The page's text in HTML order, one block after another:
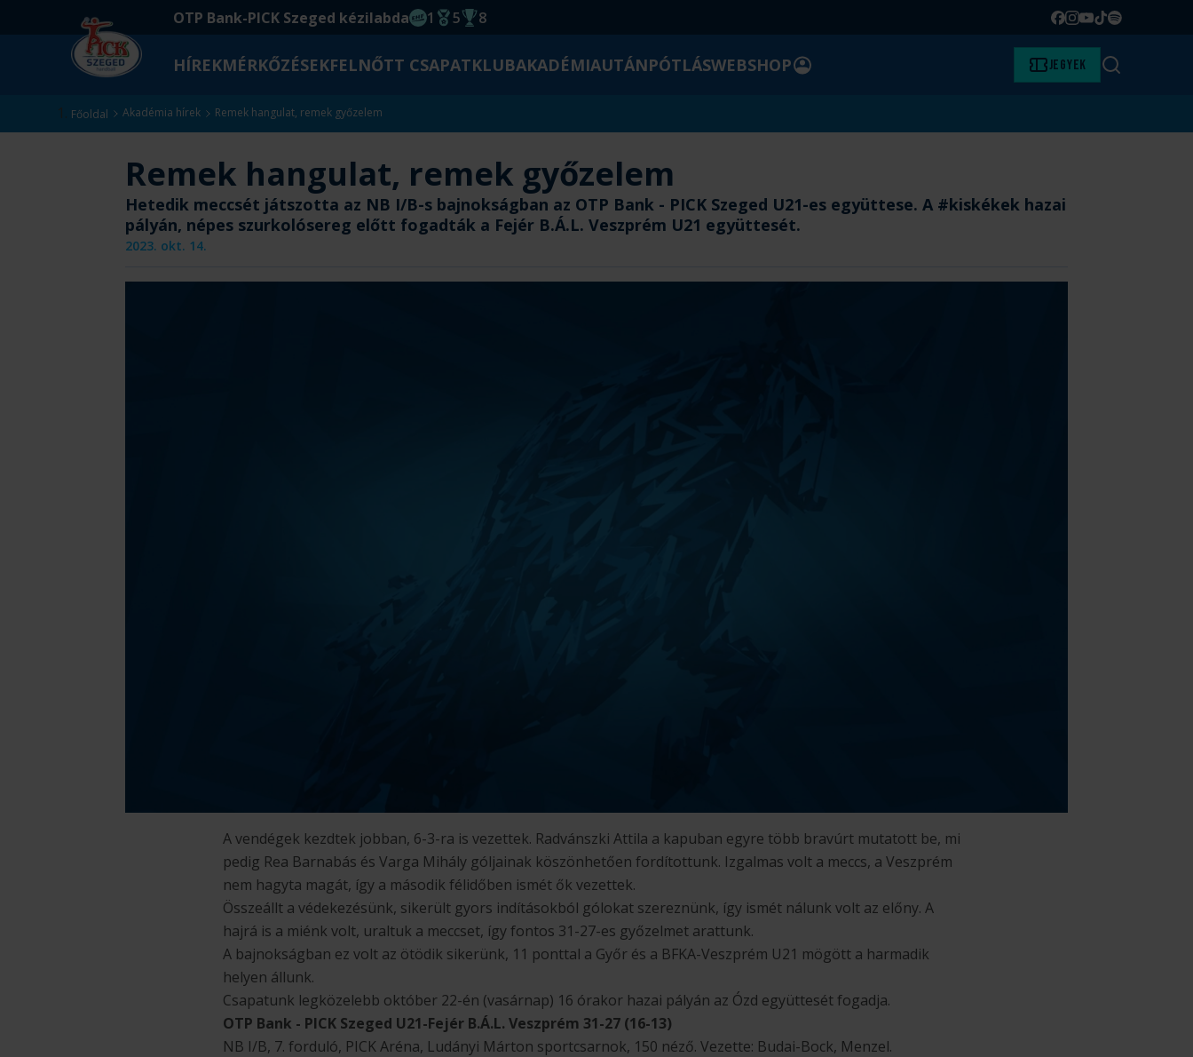
OTP Bank-PICK Szeged kézilabda
EHF kupagyőzelem 2014
1
Magyar Bajnoki cím
5
Magyar-Kupa győzelem
8 Facebook
Instagram
YouTube
TikTok
Spotify
HÍREKMÉRKŐZÉSEKFELNŐTT CSAPATKLUBAKADÉMIAUTÁNPÓTLÁSWEBSHOPBELÉPÉS Jegyek Keresés
Főoldal Akadémia hírek Remek hangulat, remek győzelem
Remek hangulat, remek győzelem
Hetedik meccsét játszotta az NB I/B-s bajnokságban az OTP Bank - PICK Szeged U21-es együttese. A #kiskékek hazai
pályán, népes szurkolósereg előtt fogadták a Fejér B.Á.L. Veszprém U21 együttesét.
2023. okt. 14.
A vendégek kezdtek jobban, 6-3-ra is vezettek. Radvánszki Attila a kapuban egyre több bravúrt mutatott be, mi
pedig Rea Barnabás és Varga Mihály góljainak köszönhetően fordítottunk. Izgalmas volt a meccs, a Veszprém
nem hagyta magát, így a második félidőben ismét ők vezettek.
Összeállt a védekezésünk, sikerült gyors indításokból gólokat szereznünk, így ismét nálunk volt az előny. A
hajrá is a miénk volt, uraltuk a meccset, így fontos 31-27-es győzelmet arattunk.
A bajnokságban ez volt az ötödik sikerünk, 11 ponttal a Győr és a BFKA-Veszprém U21 mögött a harmadik
helyen állunk.
Csapatunk legközelebb október 22-én (vasárnap) 16 órakor hazai pályán az Ózd együttesét fogadja.
OTP Bank - PICK Szeged U21-Fejér B.Á.L. Veszprém 31-27 (16-13)
NB I/B, 7. forduló, PICK Aréna, Ludányi Márton sportcsarnok, 150 néző. Vezette: Budai-Bock, Menzel.